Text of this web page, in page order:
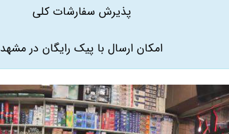
پذیرش سفارشات کلی
امکان ارسال با پیک رایگان در مشهد